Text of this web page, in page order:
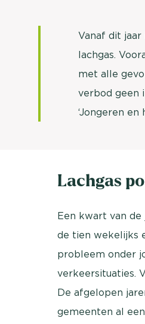
Vanaf dit
lachgas.
met alle
verbod geen
‘Jongeren
Lachgas
Een kwart van
de tien wekelijks
probleem onder
verkeersituaties.
De afgelopen
gemeenten al